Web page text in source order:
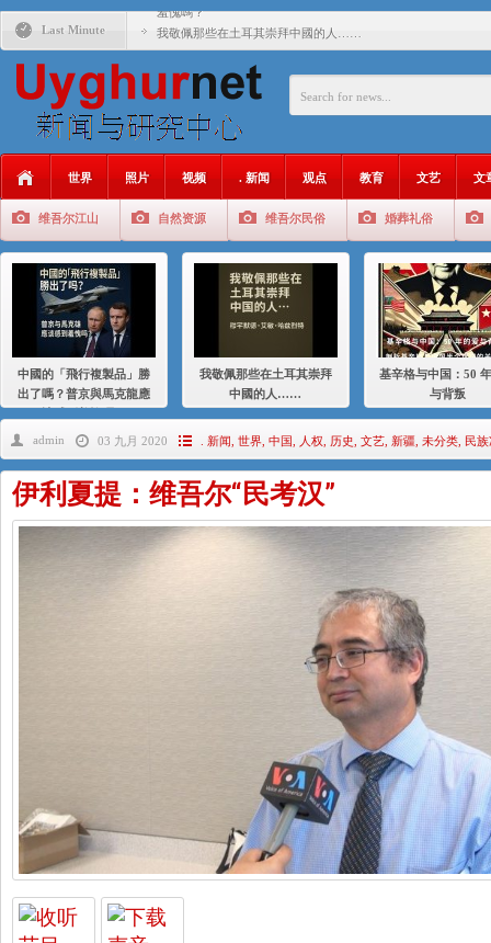
Last Minute
羞愧嗎？
我敬佩那些在土耳其崇拜中國的人……
基辛格与中国：50 年的爱与背叛
年的百年關係
大一统情结使魏京生失去理智 / 伊利夏提
伊利夏提：在自责与内疚中的挣扎
伊利夏提：消失在集中营的红衣女孩
伊利夏提：维吾尔种族灭绝
世界 照片 视频 . 新闻 观点 教育 文艺 文
维吾尔江山 自然资源 维吾尔民俗 婚葬礼俗
中國的「飛行複製品」勝
出了嗎？普京與馬克龍應
我敬佩那些在土耳其崇拜
中國的人……
基辛格与中国：50
与背叛
admin 03 九月 2020 . 新闻 世界 中国 人权 历史 文艺 新疆 未分类 民
伊利夏提：维吾尔“民考汉”